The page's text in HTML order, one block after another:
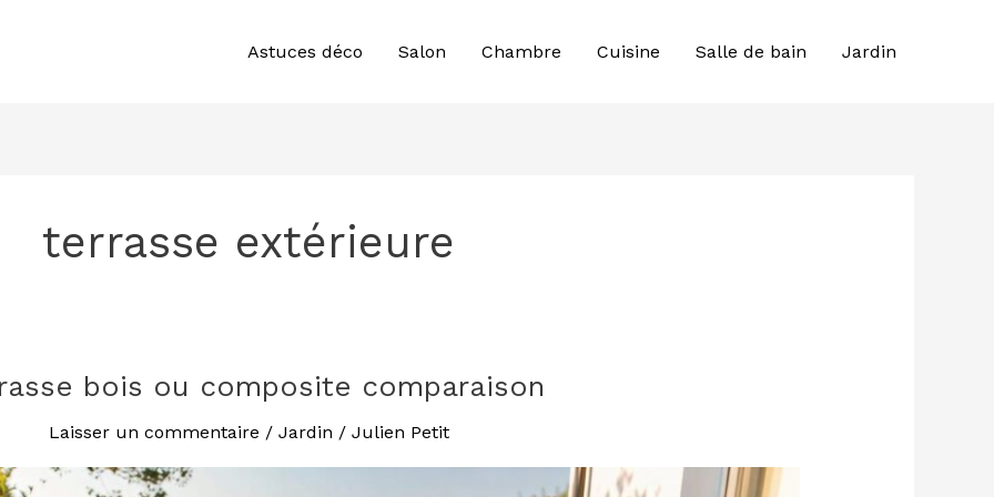
Astuces déco Salon Chambre Cuisine Salle de bain Jardin
terrasse extérieure
bois ou composite comparaison
Laisser un commentaire / Jardin / Julien Petit